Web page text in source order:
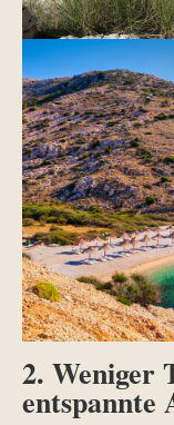
2. Weniger
entspannte